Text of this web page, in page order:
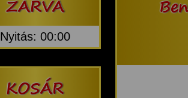
ZÁRVA
Nyitás: 00:00
KOSÁR